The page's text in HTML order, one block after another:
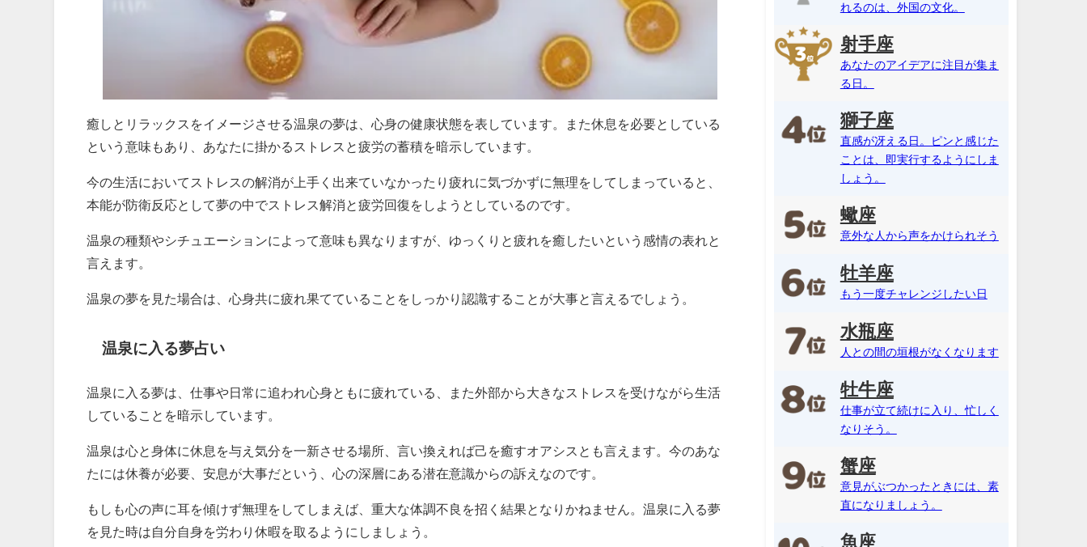
癒しとリラックスをイメージさせる温泉の夢は、心身の健康状態を表しています。また休息を必要としている
という意味もあり、あなたに掛かるストレスと疲労の蓄積を暗示しています。
今の生活においてストレスの解消が上手く出来ていなかったり疲れに気づかずに無理をしてしまっていると、
本能が防衛反応として夢の中でストレス解消と疲労回復をしようとしているのです。
温泉の種類やシチュエーションによって意味も異なりますが、ゆっくりと疲れを癒したいという感情の表れと
言えます。
温泉の夢を見た場合は、心身共に疲れ果てていることをしっかり認識することが大事と言えるでしょう。
温泉に入る夢占い
温泉に入る夢は、仕事や日常に追われ心身ともに疲れている、また外部から大きなストレスを受けながら生活
していることを暗示しています。
温泉は心と身体に休息を与え気分を一新させる場所、言い換えれば己を癒すオアシスとも言えます。今のあな
たには休養が必要、安息が大事だという、心の深層にある潜在意識からの訴えなのです。
もしも心の声に耳を傾けず無理をしてしまえば、重大な体調不良を招く結果となりかねません。温泉に入る夢
を見た時は自分自身を労わり休暇を取るようにしましょう。
れるのは、外国の文化。
射手座
あなたのアイデアに注目が集ま
る日。
獅子座
直感が冴える日。ピンと感じた
ことは、即実行するようにしま
しょう。
蠍座
意外な人から声をかけられそう
牡羊座
もう一度チャレンジしたい日
水瓶座
人との間の垣根がなくなります
牡牛座
仕事が立て続けに入り、忙しく
なりそう。
蟹座
意見がぶつかったときには、素
直になりましょう。
魚座